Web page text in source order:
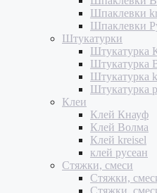
Шпаклевки
Шпаклевки
Штукатурки
Штукатурка
Штукатурка
Штукатурка
Клеи
Клей Кнауф
Клей Волма
Клей kreisel
клей русеан
Стяжки, смеси
Стяжки,
Стяжки,